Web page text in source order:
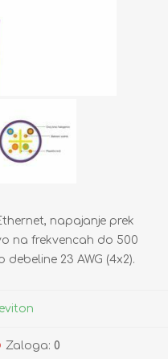
napajanje prek
na frekvencah do 500
23 AWG (4x2).
Zaloga: 0